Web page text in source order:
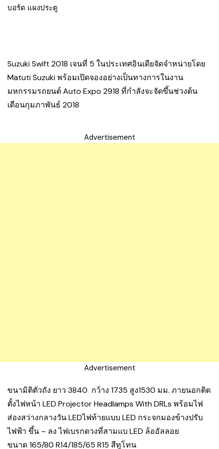
บอร์ด แผงประตู
Suzuki Swift 2018 เจนที่ 5 ในประเทศอินเดียจัดจำหน่ายโดย
Matuti Suzuki พร้อมเปิดจองอย่างเป็นทางการในงาน
มหกรรมรถยนต์ Auto Expo 2918 ที่กำลังจะจัดขึ้นช่วงต้น
เดือนกุมภาพันธ์ 2018
Advertisement
Advertisement
ขนามิติตัวถัง ยาว 3840 กว้าง 1735 สูง1530 มม. ภายนอกติด
ตั้งไฟหน้า LED Projector Headlamps With DRLs พร้อมไฟ
ส่องสว่างกลางวัน LEDไฟท้ายแบบ LED กระจกมองข้างปรับ
ไฟฟ้า ขึ้น – ลง ไฟเบรกดวงที่สามแบ LED ล้ออัลลอย
ขนาด 165/80 R14/185/65 R15 สีทูโทน